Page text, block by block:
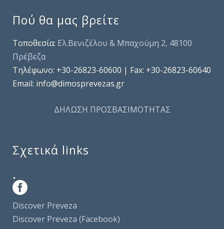
Πού θα μας βρείτε
Τοποθεσία: Ελ.Βενιζέλου & Μπαχούμη 2, 48100
Πρέβεζα
Τηλέφωνo: +30-26823-60600 | Fax: +30-26823-60640
Email: info@dimosprevezas.gr
ΔΗΛΩΣΗ ΠΡΟΣΒΑΣΙΜΟΤΗΤΑΣ
Σχετικά links
.
Discover Preveza
Discover Preveza (Facebook)